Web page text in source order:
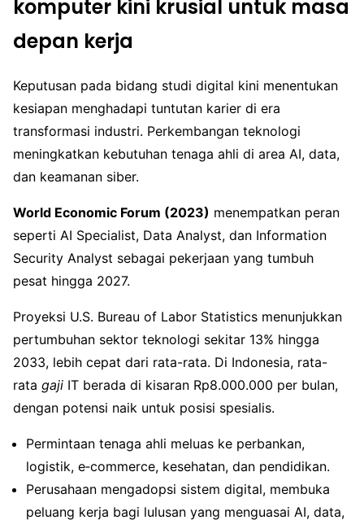
komputer kini krusial untuk masa
depan kerja
Keputusan pada bidang studi digital kini menentukan
kesiapan menghadapi tuntutan karier di era
transformasi industri. Perkembangan teknologi
meningkatkan kebutuhan tenaga ahli di area AI, data,
dan keamanan siber.
World Economic Forum (2023) menempatkan peran
seperti AI Specialist, Data Analyst, dan Information
Security Analyst sebagai pekerjaan yang tumbuh
pesat hingga 2027.
Proyeksi U.S. Bureau of Labor Statistics menunjukkan
pertumbuhan sektor teknologi sekitar 13% hingga
2033, lebih cepat dari rata-rata. Di Indonesia, rata-
rata gaji IT berada di kisaran Rp8.000.000 per bulan,
dengan potensi naik untuk posisi spesialis.
Permintaan tenaga ahli meluas ke perbankan,
logistik, e‑commerce, kesehatan, dan pendidikan.
Perusahaan mengadopsi sistem digital, membuka
peluang kerja bagi lulusan yang menguasai AI, data,